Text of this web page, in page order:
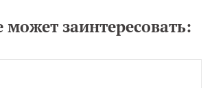
может заинтересовать: